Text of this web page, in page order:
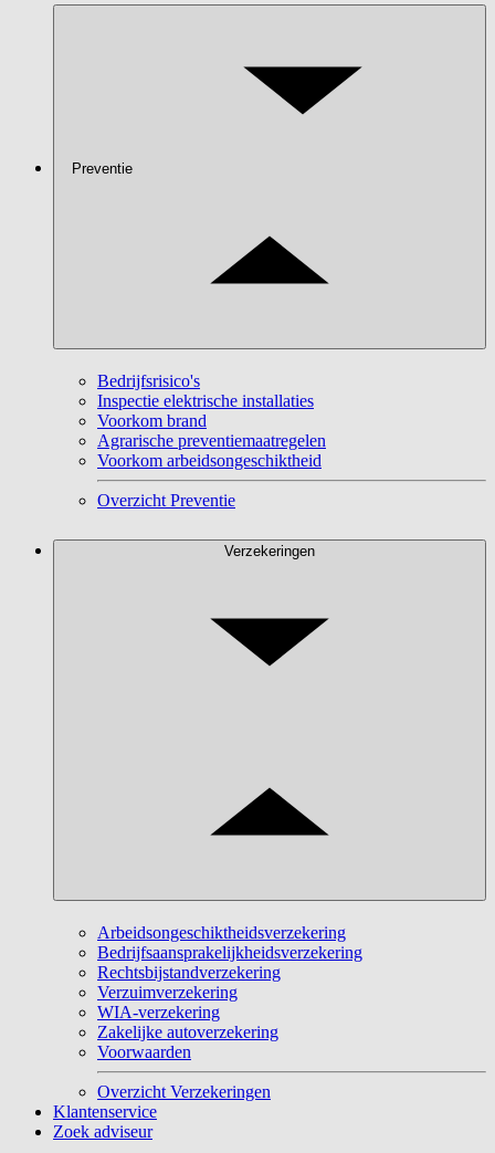
Preventie
Bedrijfsrisico's
Inspectie elektrische installaties
Voorkom brand
Agrarische preventiemaatregelen
Voorkom arbeidsongeschiktheid
Overzicht Preventie
Verzekeringen
Arbeidsongeschiktheidsverzekering
Bedrijfsaansprakelijkheidsverzekering
Rechtsbijstandverzekering
Verzuimverzekering
WIA-verzekering
Zakelijke autoverzekering
Voorwaarden
Overzicht Verzekeringen
Klantenservice
Zoek adviseur